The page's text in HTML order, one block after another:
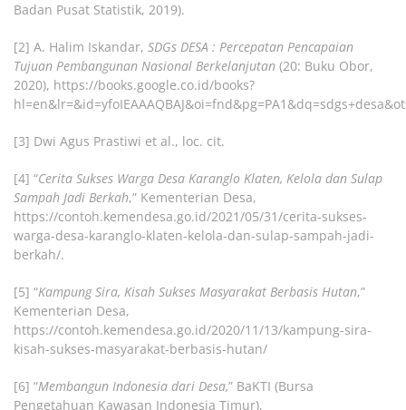
Badan Pusat Statistik, 2019).
[2] A. Halim Iskandar, SDGs DESA : Percepatan Pencapaian
Tujuan Pembangunan Nasional Berkelanjutan (20: Buku Obor,
2020), https://books.google.co.id/books?
[3] Dwi Agus Prastiwi et al., loc. cit.
[4] “Cerita Sukses Warga Desa Karanglo Klaten, Kelola dan Sulap
Sampah Jadi Berkah,” Kementerian Desa,
https://contoh.kemendesa.go.id/2021/05/31/cerita-sukses-
warga-desa-karanglo-klaten-kelola-dan-sulap-sampah-jadi-
berkah/.
[5] “Kampung Sira, Kisah Sukses Masyarakat Berbasis Hutan,”
Kementerian Desa,
https://contoh.kemendesa.go.id/2020/11/13/kampung-sira-
kisah-sukses-masyarakat-berbasis-hutan/
[6] “Membangun Indonesia dari Desa,” BaKTI (Bursa
Pengetahuan Kawasan Indonesia Timur),